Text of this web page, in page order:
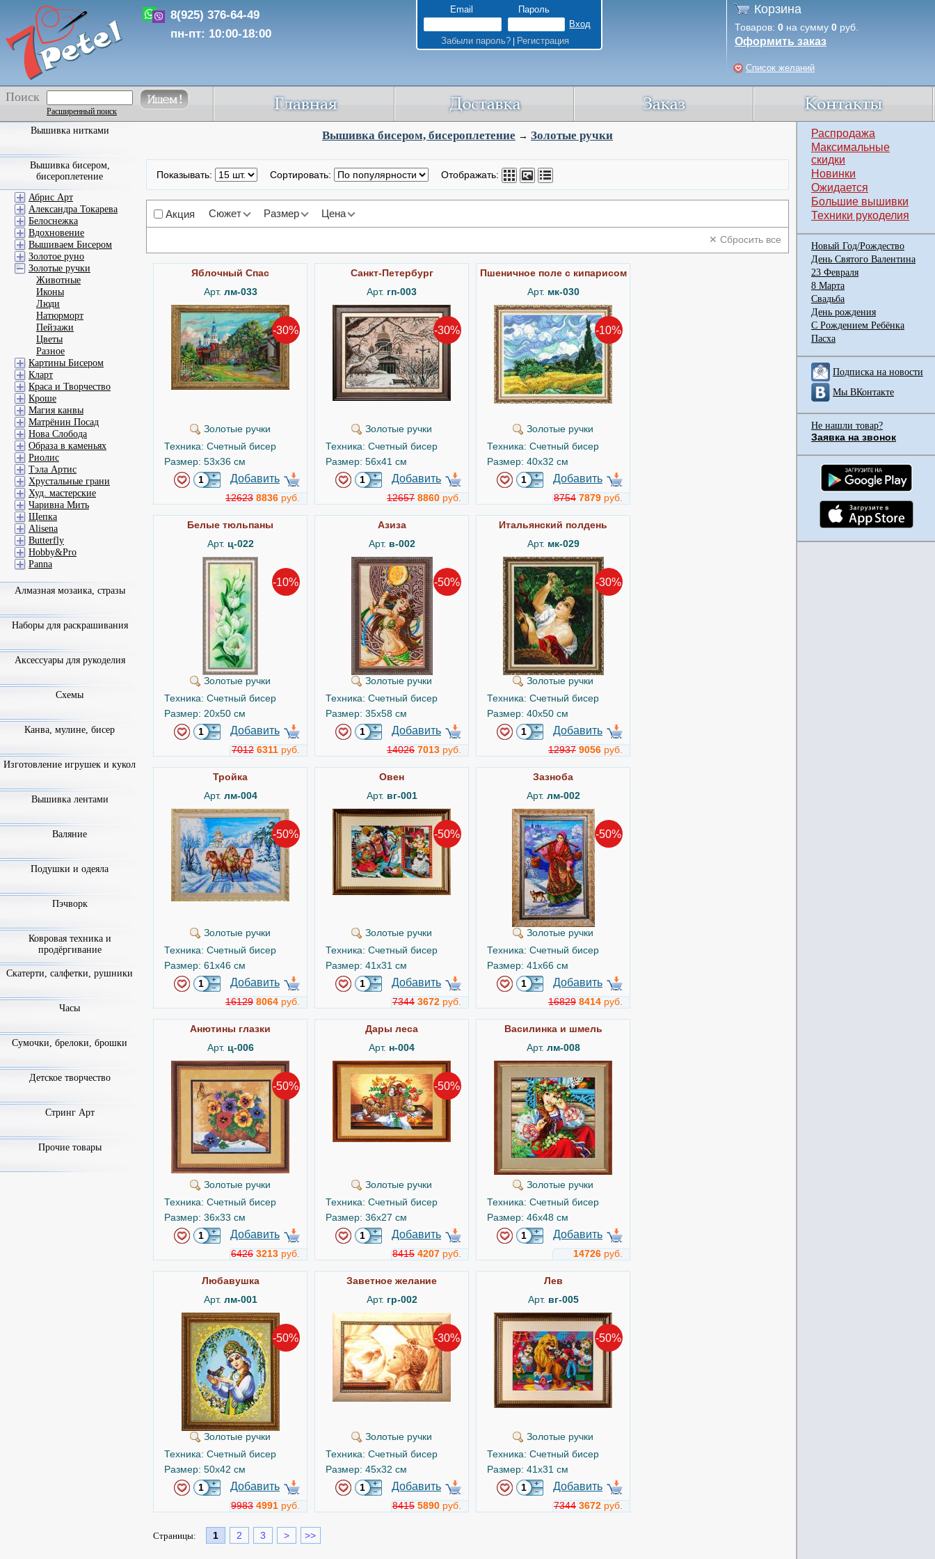
8(925) 376-64-49
пн-пт: 10:00-18:00
Email Пароль
Забыли пароль?| Регистрация
Корзина
Товаров: 0 на сумму 0 руб.
Оформить заказ
Список желаний
Поиск
Расширенный поиск
Вышивка бисером, бисероплетение → Золотые ручки
Показывать: Сортировать: Отображать:
Акция Сюжет Размер Цена
✕ Сбросить все
Яблочный Спас
Арт. лм-033
-30%
Золотые ручки
Техника: Счетный бисер
Размер: 53x36 см
Добавить
12623 8836 руб.
Санкт-Петербург
Арт. гп-003
-30%
Золотые ручки
Техника: Счетный бисер
Размер: 56x41 см
Добавить
12657 8860 руб.
Пшеничное поле с кипарисом
Арт. мк-030
-10%
Золотые ручки
Техника: Счетный бисер
Размер: 40x32 см
Добавить
8754 7879 руб.
Белые тюльпаны
Арт. ц-022
-10%
Золотые ручки
Техника: Счетный бисер
Размер: 20x50 см
Добавить
7012 6311 руб.
Азиза
Арт. в-002
-50%
Золотые ручки
Техника: Счетный бисер
Размер: 35x58 см
Добавить
14026 7013 руб.
Итальянский полдень
Арт. мк-029
-30%
Золотые ручки
Техника: Счетный бисер
Размер: 40x50 см
Добавить
12937 9056 руб.
Тройка
Арт. лм-004
-50%
Золотые ручки
Техника: Счетный бисер
Размер: 61x46 см
Добавить
16129 8064 руб.
Овен
Арт. вг-001
-50%
Золотые ручки
Техника: Счетный бисер
Размер: 41x31 см
Добавить
7344 3672 руб.
Зазноба
Арт. лм-002
-50%
Золотые ручки
Техника: Счетный бисер
Размер: 41x66 см
Добавить
16829 8414 руб.
Анютины глазки
Арт. ц-006
-50%
Золотые ручки
Техника: Счетный бисер
Размер: 36x33 см
Добавить
6426 3213 руб.
Дары леса
Арт. н-004
-50%
Золотые ручки
Техника: Счетный бисер
Размер: 36x27 см
Добавить
8415 4207 руб.
Василинка и шмель
Арт. лм-008
Золотые ручки
Техника: Счетный бисер
Размер: 46x48 см
Добавить
14726 руб.
Любавушка
Арт. лм-001
-50%
Золотые ручки
Техника: Счетный бисер
Размер: 50x42 см
Добавить
9983 4991 руб.
Заветное желание
Арт. гр-002
-30%
Золотые ручки
Техника: Счетный бисер
Размер: 45x32 см
Добавить
8415 5890 руб.
Лев
Арт. вг-005
-50%
Золотые ручки
Техника: Счетный бисер
Размер: 41x31 см
Добавить
7344 3672 руб.
Страницы: 1 2 3 > >>
Вышивка нитками
Вышивка бисером,
бисероплетение
Абрис Арт
Александра Токарева
Белоснежка
Вдохновение
Вышиваем Бисером
Золотое руно
Золотые ручки
Животные
Иконы
Люди
Натюрморт
Пейзажи
Цветы
Разное
Картины Бисером
Кларт
Краса и Творчество
Кроше
Магия канвы
Матрёнин Посад
Нова Слобода
Образа в каменьях
Риолис
Тэла Артис
Хрустальные грани
Худ. мастерские
Чаривна Мить
Щепка
Alisena
Butterfly
Hobby&Pro
Panna
Алмазная мозаика, стразы
Наборы для раскрашивания
Аксессуары для рукоделия
Схемы
Канва, мулине, бисер
Изготовление игрушек и кукол
Вышивка лентами
Валяние
Подушки и одеяла
Пэчворк
Ковровая техника и
продёргивание
Скатерти, салфетки, рушники
Часы
Сумочки, брелоки, брошки
Детское творчество
Стринг Арт
Прочие товары
Распродажа
Максимальные
скидки
Новинки
Ожидается
Большие вышивки
Техники рукоделия
Новый Год/Рождество
День Святого Валентина
23 Февраля
8 Марта
Свадьба
День рождения
С Рождением Ребёнка
Пасха
Подписка на новости
Мы ВКонтакте
Не нашли товар?
Заявка на звонок